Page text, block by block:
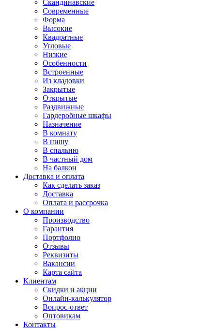
Скандинавские
Современные
Форма
Высокие
Квадратные
Угловые
Низкие
Особенности
Встроенные
Из кладовки
Закрытые
Открытые
Раздвижные
Гардеробные шкафы
Назначение
В комнату
В нишу
В спальню
В частный дом
На балкон
Доставка и оплата
Как сделать заказ
Доставка
Оплата и рассрочка
О компании
Производство
Гарантия
Портфолио
Отзывы
Реквизиты
Вакансии
Карта сайта
Клиентам
Скидки и акции
Онлайн-калькулятор
Вопрос-ответ
Оптовикам
Контакты